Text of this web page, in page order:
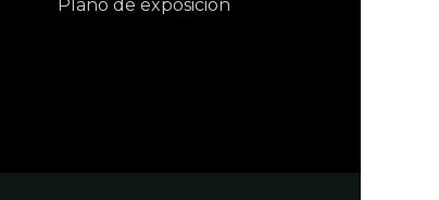
Plano de exposición